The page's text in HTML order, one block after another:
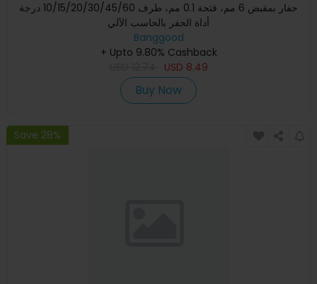
حفار بمقبض 6 مم، فتحة 0.1 مم، طرف 10/15/20/30/45/60 درجة
أداة الحفر بالحاسب الآلي
Banggood
+ Upto 9.80% Cashback
USD 8.49
Buy Now
Save 28%